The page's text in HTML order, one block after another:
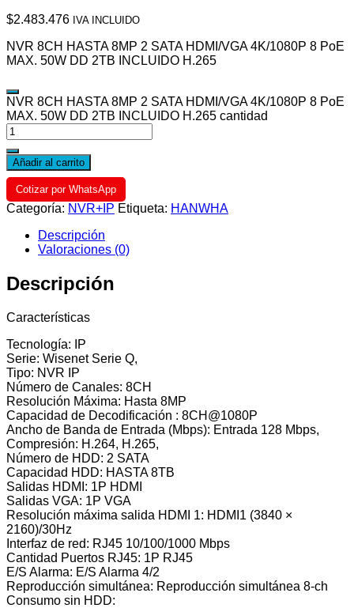
$2.483.476 IVA INCLUIDO
NVR 8CH HASTA 8MP 2 SATA HDMI/VGA 4K/1080P 8 PoE
MAX. 50W DD 2TB INCLUIDO H.265
NVR 8CH HASTA 8MP 2 SATA HDMI/VGA 4K/1080P 8 PoE
MAX. 50W DD 2TB INCLUIDO H.265 cantidad
Añadir al carrito
Cotizar por WhatsApp
Categoría: NVR+IP Etiqueta: HANWHA
Descripción
Valoraciones (0)
Descripción
Características
Tecnología: IP
Serie: Wisenet Serie Q,
Tipo: NVR IP
Número de Canales: 8CH
Resolución Máxima: Hasta 8MP
Capacidad de Decodificación : 8CH@1080P
Ancho de Banda de Entrada (Mbps): Entrada 128 Mbps,
Compresión: H.264, H.265,
Número de HDD: 2 SATA
Capacidad HDD: HASTA 8TB
Salidas HDMI: 1P HDMI
Salidas VGA: 1P VGA
Resolución máxima salida HDMI 1: HDMI1 (3840 ×
2160)/30Hz
Interfaz de red: RJ45 10/100/1000 Mbps
Cantidad Puertos RJ45: 1P RJ45
E/S Alarma: E/S Alarma 4/2
Reproducción simultánea: Reproducción simultánea 8-ch
Consumo sin HDD: